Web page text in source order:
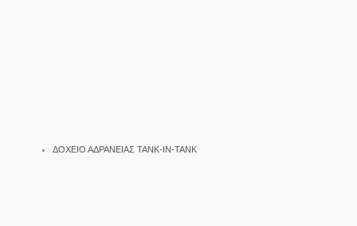
ΔΟΧΕΙΟ ΑΔΡΑΝΕΙΑΣ TANK-IN-TANK